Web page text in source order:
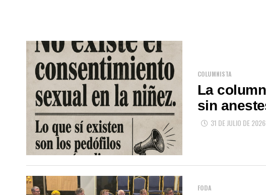
COLUMNISTA
La
sin
31 DE JULIO DE 2026
FODA